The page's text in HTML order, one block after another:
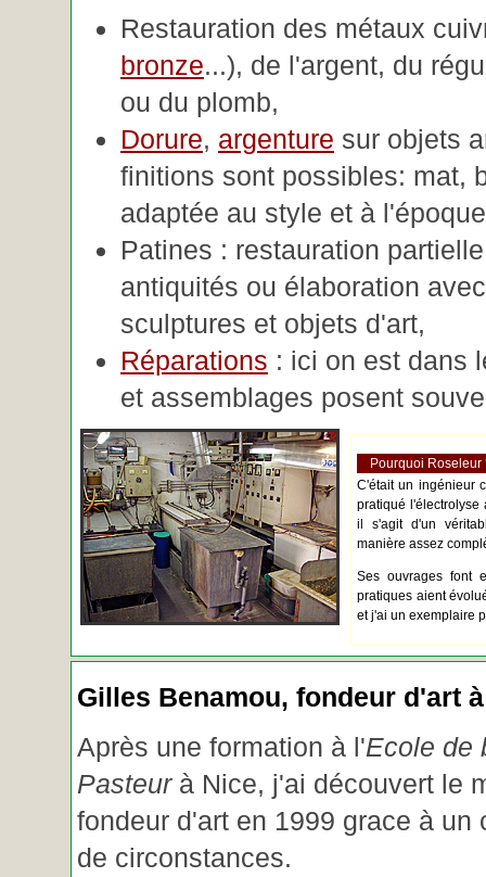
Restauration des métaux
bronze...), de l'argent, du
ou du plomb,
Dorure, argenture sur objets
finitions sont possibles: mat,
adaptée au style et à
Patines : restauration
antiquités ou élaboration
sculptures et objets d'art,
Réparations : ici on est dans
et assemblages posent
Pourquoi Roseleur
C'était un ingénieur
pratiqué l'électrolyse
il s'agit d'un
manière assez
Ses ouvrages font
pratiques aient
et j'ai un exemplaire
Gilles Benamou, fondeur d'art
Après une formation à l'Ecole de
Pasteurà Nice, j'ai découvert le
fondeur d'art en 1999 grace à un
de circonstances.